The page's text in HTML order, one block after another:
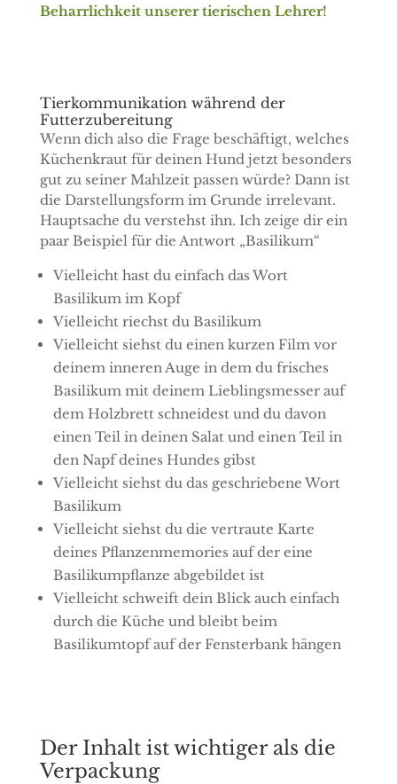
Beharrlichkeit unserer tierischen Lehrer!
Tierkommunikation während der
Futterzubereitung
Wenn dich also die Frage beschäftigt, welches
Küchenkraut für deinen Hund jetzt besonders
gut zu seiner Mahlzeit passen würde? Dann ist
die Darstellungsform im Grunde irrelevant.
Hauptsache du verstehst ihn. Ich zeige dir ein
paar Beispiel für die Antwort „Basilikum“
Vielleicht hast du einfach das Wort
Basilikum im Kopf
Vielleicht riechst du Basilikum
Vielleicht siehst du einen kurzen Film vor
deinem inneren Auge in dem du frisches
Basilikum mit deinem Lieblingsmesser auf
dem Holzbrett schneidest und du davon
einen Teil in deinen Salat und einen Teil in
den Napf deines Hundes gibst
Vielleicht siehst du das geschriebene Wort
Basilikum
Vielleicht siehst du die vertraute Karte
deines Pflanzenmemories auf der eine
Basilikumpflanze abgebildet ist
Vielleicht schweift dein Blick auch einfach
durch die Küche und bleibt beim
Basilikumtopf auf der Fensterbank hängen
Der Inhalt ist wichtiger als die
Verpackung